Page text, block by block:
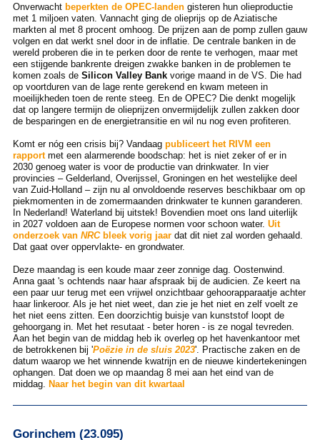
Onverwacht beperkten de OPEC-landengisteren hun olieproductie
met 1 miljoen vaten. Vannacht ging de olieprijs op de Aziatische
markten al met 8 procent omhoog. De prijzen aan de pomp zullen gauw
volgen en dat werkt snel door in de inflatie. De centrale banken in de
wereld proberen die in te perken door de rente te verhogen, maar met
een stijgende bankrente dreigen zwakke banken in de problemen te
komen zoals de Silicon Valley Bankvorige maand in de VS. Die had
op voortduren van de lage rente gerekend en kwam meteen in
moeilijkheden toen de rente steeg. En de OPEC? Die denkt mogelijk
dat op langere termijn de olieprijzen onvermijdelijk zullen zakken door
de besparingen en de energietransitie en wil nu nog even profiteren.
Komt er nóg een crisis bij? Vandaag publiceert het RIVM een
rapportmet een alarmerende boodschap: het is niet zeker of er in
2030 genoeg water is voor de productie van drinkwater. In vier
provincies – Gelderland, Overijssel, Groningen en het westelijke deel
van Zuid-Holland – zijn nu al onvoldoende reserves beschikbaar om op
piekmomenten in de zomermaanden drinkwater te kunnen garanderen.
In Nederland! Waterland bij uitstek! Bovendien moet ons land uiterlijk
in 2027 voldoen aan de Europese normen voor schoon water. Uit
onderzoek van NRCbleek vorig jaardat dit niet zal worden gehaald.
Dat gaat over oppervlakte- en grondwater.
Deze maandag is een koude maar zeer zonnige dag. Oostenwind.
Anna gaat 's ochtends naar haar afspraak bij de audicien. Ze keert na
een paar uur terug met een vrijwel onzichtbaar gehoorapparaatje achter
haar linkeroor. Als je het niet weet, dan zie je het niet en zelf voelt ze
het niet eens zitten. Een doorzichtig buisje van kunststof loopt de
gehoorgang in. Met het resutaat - beter horen - is ze nogal tevreden.
Aan het begin van de middag heb ik overleg op het havenkantoor met
de betrokkenen bij 'Poëzie in de sluis 2023'. Practische zaken en de
datum waarop we het winnende kwatrijn en de nieuwe kindertekeningen
ophangen. Dat doen we op maandag 8 mei aan het eind van de
middag. Naar het begin van dit kwartaal
Gorinchem (23.095)